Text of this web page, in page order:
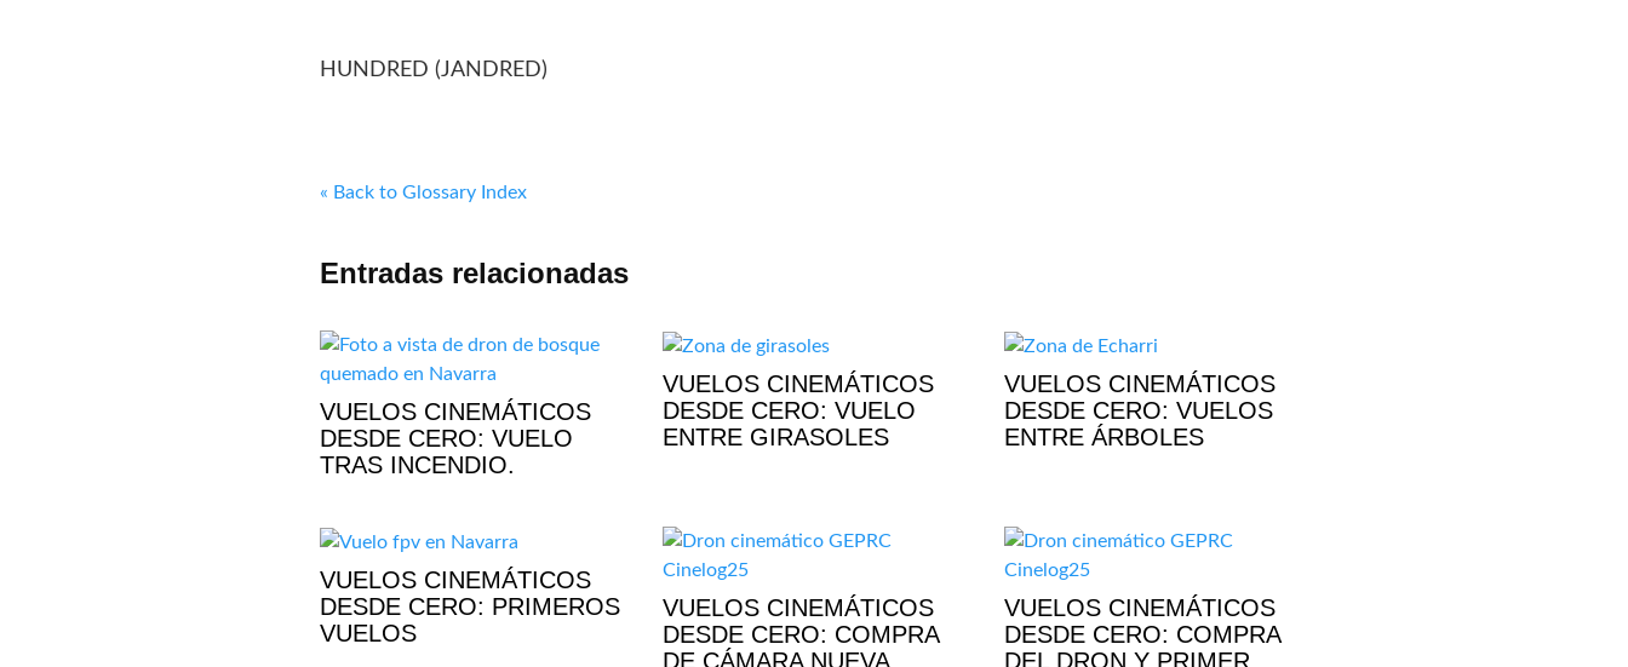
HUNDRED (JANDRED)
« Back to Glossary Index
Entradas relacionadas
VUELOS CINEMÁTICOS
DESDE CERO: VUELO
TRAS INCENDIO.
VUELOS CINEMÁTICOS
DESDE CERO: VUELO
ENTRE GIRASOLES
VUELOS CINEMÁTICOS
DESDE CERO: VUELOS
ENTRE ÁRBOLES
VUELOS CINEMÁTICOS
DESDE CERO: PRIMEROS
VUELOS
VUELOS CINEMÁTICOS
DESDE CERO: COMPRA
DE CÁMARA NUEVA
VUELOS CINEMÁTICOS
DESDE CERO: COMPRA
DEL DRON Y PRIMER